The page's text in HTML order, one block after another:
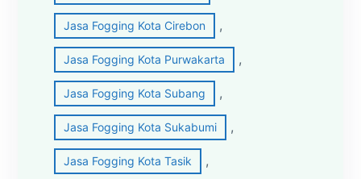
Jasa Fogging Kota Cirebon ,
Jasa Fogging Kota Purwakarta ,
Jasa Fogging Kota Subang ,
Jasa Fogging Kota Sukabumi ,
Jasa Fogging Kota Tasik ,